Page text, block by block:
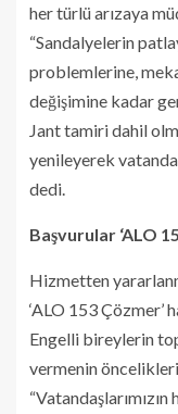
her türlü arızaya
“Sandalyelerin
problemlerine,
değişimine kadar
Jant tamiri dahil
yenileyerek
dedi.
Başvurular ‘ALO
Hizmetten
‘ALO 153 Çözmer’
Engelli bireylerin
vermenin